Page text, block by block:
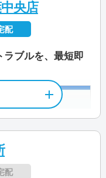
丁目6番5号
央店
配
ラブルを、最短即
配